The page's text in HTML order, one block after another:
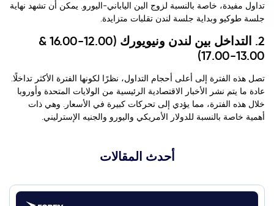
تداول مفيدة، خاصة بالنسبة لزوج الين الياباني-اليورو. يمكن أن تشهد نهاية
جلسة طوكيو وبداية جلسة لندن تقلبات متزايدة.
2. التداخل بين لندن ونيويورك (12.00-16.00 &
13.00-17.00)
تصل هذه الفترة إلى أعلى أحجام التداول، نظرًا لكونها الفترة الأكثر تداخلًا.
عادة ما يتم نشر الأخبار الاقتصادية الرئيسية من الولايات المتحدة وأوروبا
خلال هذه الفترة، مما يؤدي إلى تحركات كبيرة في الأسعار. وهي ذات
أهمية خاصة بالنسبة للدولار الأمريكي واليورو والجنيه الإسترليني.
أحدث المقالات